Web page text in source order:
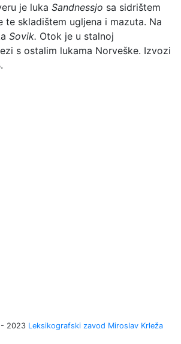
je luka Sandnessjo sa sidrištem
te skladištem ugljena i mazuta. Na
Sovik. Otok je u stalnoj
s ostalim lukama Norveške. Izvozi
2023 Leksikografski zavod Miroslav Krleža